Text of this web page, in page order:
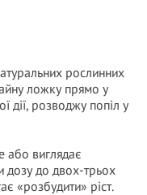
рослинних
ложку прямо у
дії, розводжу попіл у
або виглядає
дозу до двох-трьох
«розбудити» ріст.